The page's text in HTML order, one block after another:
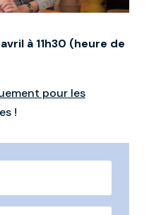
à 11h30 (heure de
pour les
!